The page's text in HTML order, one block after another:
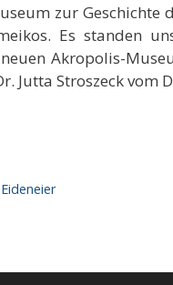
zur
Es standen
Akropolis-
Stroszeck vom